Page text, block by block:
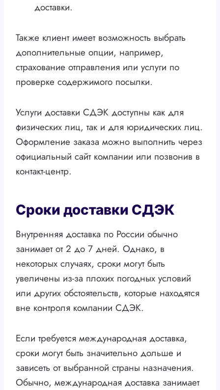
доставки.
Также клиент имеет возможность выбрать
дополнительные опции, например,
страхование отправления или услуги по
проверке содержимого посылки.
Услуги доставки СДЭК доступны как для
физических лиц, так и для юридических лиц.
Оформление заказа можно выполнить через
официальный сайт компании или позвонив в
контакт-центр.
Сроки доставки СДЭК
Внутренняя доставка по России обычно
занимает от 2 до 7 дней. Однако, в
некоторых случаях, сроки могут быть
увеличены из-за плохих погодных условий
или других обстоятельств, которые находятся
вне контроля компании СДЭК.
Если требуется международная доставка,
сроки могут быть значительно дольше и
зависеть от выбранной страны назначения.
Обычно, международная доставка занимает